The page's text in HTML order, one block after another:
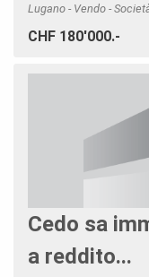
Lugano - Vendo -
CHF 180'000.-
Cedo sa
a reddito...